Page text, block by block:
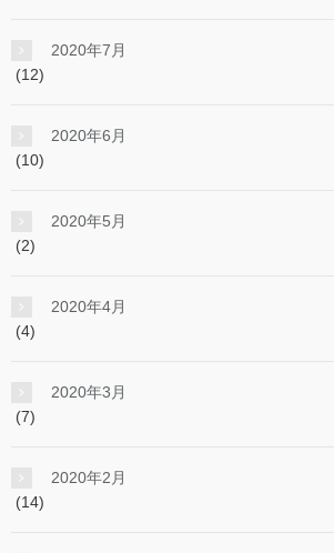
2020年7月
(12)
2020年6月
(10)
2020年5月
(2)
2020年4月
(4)
2020年3月
(7)
2020年2月
(14)